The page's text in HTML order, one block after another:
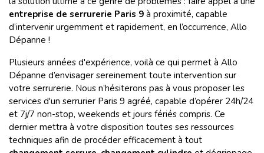
entreprise de serrurerie Paris 9 à proximité, capable
d’intervenir urgemment et rapidement, en l’occurrence, Allo
Dépanne !
Plusieurs années d'expérience, voilà ce qui permet à Allo
Dépanne d’envisager sereinement toute intervention sur
votre serrurerie. Nous n’hésiterons pas à vous proposer les
services d'un serrurier Paris 9 agréé, capable d’opérer 24h/24
et 7j/7 non-stop, weekends et jours fériés compris. Ce
dernier mettra à votre disposition toutes ses ressources
techniques afin de procéder efficacement à tout